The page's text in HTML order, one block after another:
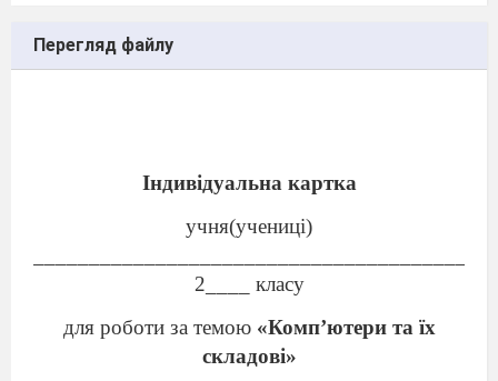
Перегляд файлу
Індивідуальна картка
учня(учениці)
2____ класу
для роботи за темою«Комп’ютери та їх
складові»